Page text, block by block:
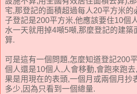
宅,那登記的面積超過每人20平方米的
子登記是200平方米,他應該要住10個
水一天就用掉4噸5噸,那麼登記的建築
算.
可是這有一個問題,怎麼知道登記200
個人還是10個人,人會移動,會跑來跑
果是用現在的表頭,一個月或兩個月抄
多少,因為只看到一個總量.